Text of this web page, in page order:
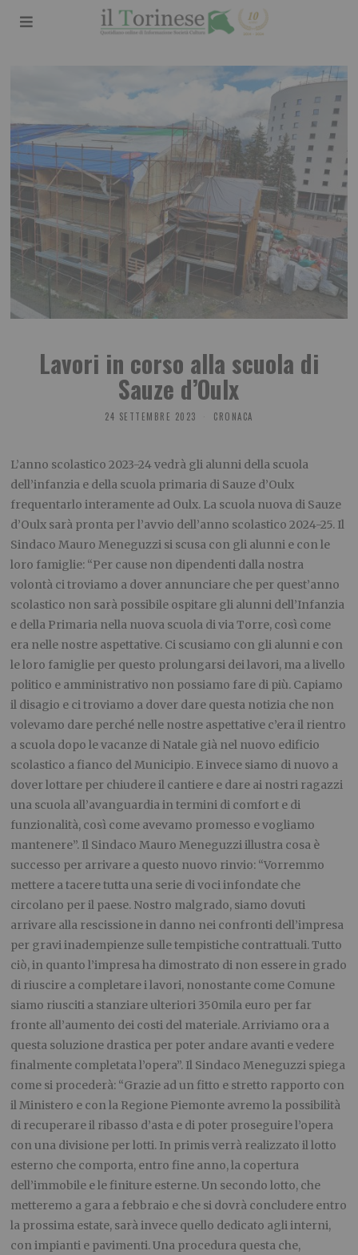
Lavori in corso alla scuola di
Sauze d’Oulx
24 SETTEMBRE 2023 CRONACA
L’anno scolastico 2023-24 vedrà gli alunni della scuola
dell’infanzia e della scuola primaria di Sauze d’Oulx
frequentarlo interamente ad Oulx. La scuola nuova di Sauze
d’Oulx sarà pronta per l’avvio dell’anno scolastico 2024-25. Il
Sindaco Mauro Meneguzzi si scusa con gli alunni e con le
loro famiglie: “Per cause non dipendenti dalla nostra
volontà ci troviamo a dover annunciare che per quest’anno
scolastico non sarà possibile ospitare gli alunni dell’Infanzia
e della Primaria nella nuova scuola di via Torre, così come
era nelle nostre aspettative. Ci scusiamo con gli alunni e con
le loro famiglie per questo prolungarsi dei lavori, ma a livello
politico e amministrativo non possiamo fare di più. Capiamo
il disagio e ci troviamo a dover dare questa notizia che non
volevamo dare perché nelle nostre aspettative c’era il rientro
a scuola dopo le vacanze di Natale già nel nuovo edificio
scolastico a fianco del Municipio. E invece siamo di nuovo a
dover lottare per chiudere il cantiere e dare ai nostri ragazzi
una scuola all’avanguardia in termini di comfort e di
funzionalità, così come avevamo promesso e vogliamo
mantenere”. Il Sindaco Mauro Meneguzzi illustra cosa è
successo per arrivare a questo nuovo rinvio: “Vorremmo
mettere a tacere tutta una serie di voci infondate che
circolano per il paese. Nostro malgrado, siamo dovuti
arrivare alla rescissione in danno nei confronti dell’impresa
per gravi inadempienze sulle tempistiche contrattuali. Tutto
ciò, in quanto l’impresa ha dimostrato di non essere in grado
di riuscire a completare i lavori, nonostante come Comune
siamo riusciti a stanziare ulteriori 350mila euro per far
fronte all’aumento dei costi del materiale. Arriviamo ora a
questa soluzione drastica per poter andare avanti e vedere
finalmente completata l’opera”. Il Sindaco Meneguzzi spiega
come si procederà: “Grazie ad un fitto e stretto rapporto con
il Ministero e con la Regione Piemonte avremo la possibilità
di recuperare il ribasso d’asta e di poter proseguire l’opera
con una divisione per lotti. In primis verrà realizzato il lotto
esterno che comporta, entro fine anno, la copertura
dell’immobile e le finiture esterne. Un secondo lotto, che
metteremo a gara a febbraio e che si dovrà concludere entro
la prossima estate, sarà invece quello dedicato agli interni,
con impianti e pavimenti. Una procedura questa che,